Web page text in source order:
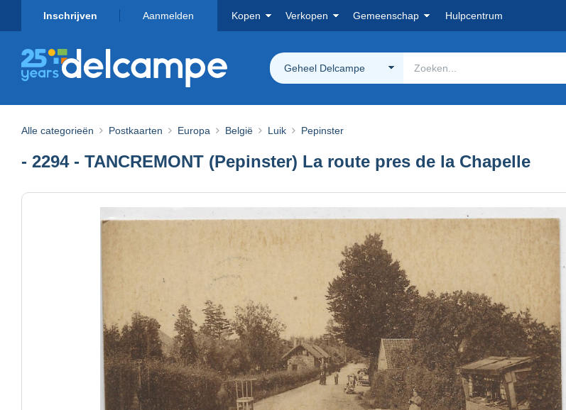
Inschrijven Aanmelden Kopen Verkopen Gemeenschap Hulpcentrum
Geheel Delcampe
Alle categorieën Postkaarten Europa België Luik Pepinster
- 2294 - TANCREMONT (Pepinster) La route pres de la Chapelle